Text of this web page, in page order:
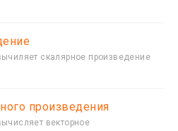
скалярное произведение
произведения
векторное